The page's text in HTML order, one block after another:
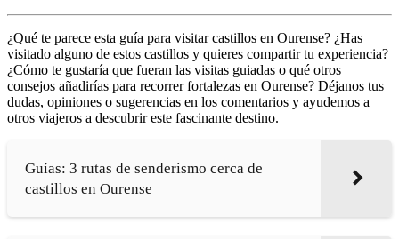
¿Qué te parece esta guía para visitar castillos en Ourense? ¿Has
visitado alguno de estos castillos y quieres compartir tu experiencia?
¿Cómo te gustaría que fueran las visitas guiadas o qué otros
consejos añadirías para recorrer fortalezas en Ourense? Déjanos tus
dudas, opiniones o sugerencias en los comentarios y ayudemos a
otros viajeros a descubrir este fascinante destino.
Guías: 3 rutas de senderismo cerca de
castillos en Ourense